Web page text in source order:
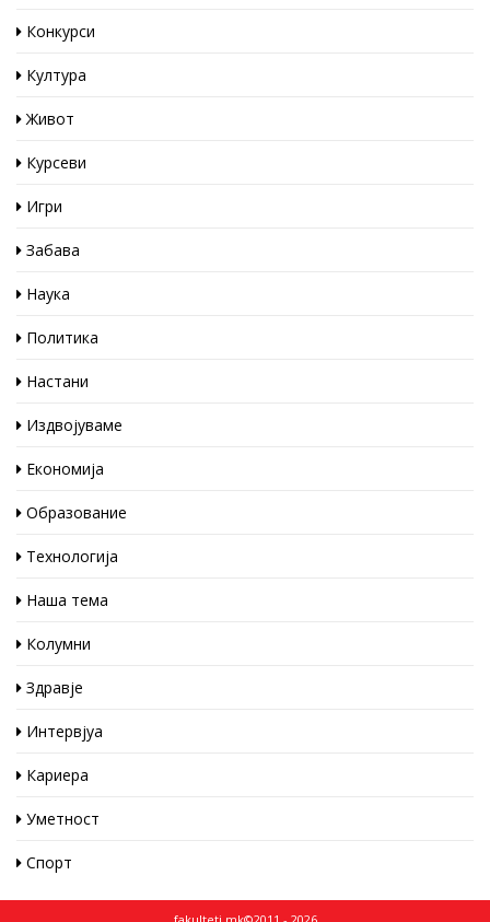
Конкурси
Култура
Живот
Курсеви
Игри
Забава
Наука
Политика
Настани
Издвојуваме
Економија
Образование
Технологија
Наша тема
Колумни
Здравје
Интервјуа
Кариера
Уметност
Спорт